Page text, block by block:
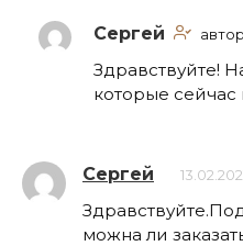
Сергей автор
Здравствуйте!
которые сейчас
Сергей
можна ли